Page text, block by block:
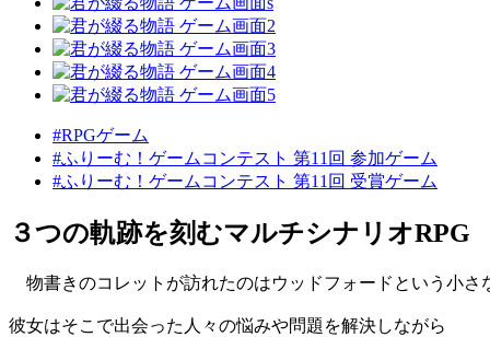
#RPGゲーム
#ふりーむ！ゲームコンテスト 第11回 参加ゲーム
#ふりーむ！ゲームコンテスト 第11回 受賞ゲーム
３つの軌跡を刻むマルチシナリオRPG
物書きのコレットが訪れたのはウッドフォードという小さ
彼女はそこで出会った人々の悩みや問題を解決しながら